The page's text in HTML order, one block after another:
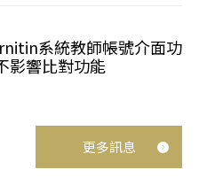
系統教師帳號介面功
影響比對功能
更多訊息